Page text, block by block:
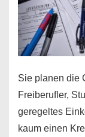
Sie planen die
Freiberufler,
geregeltes
kaum einen